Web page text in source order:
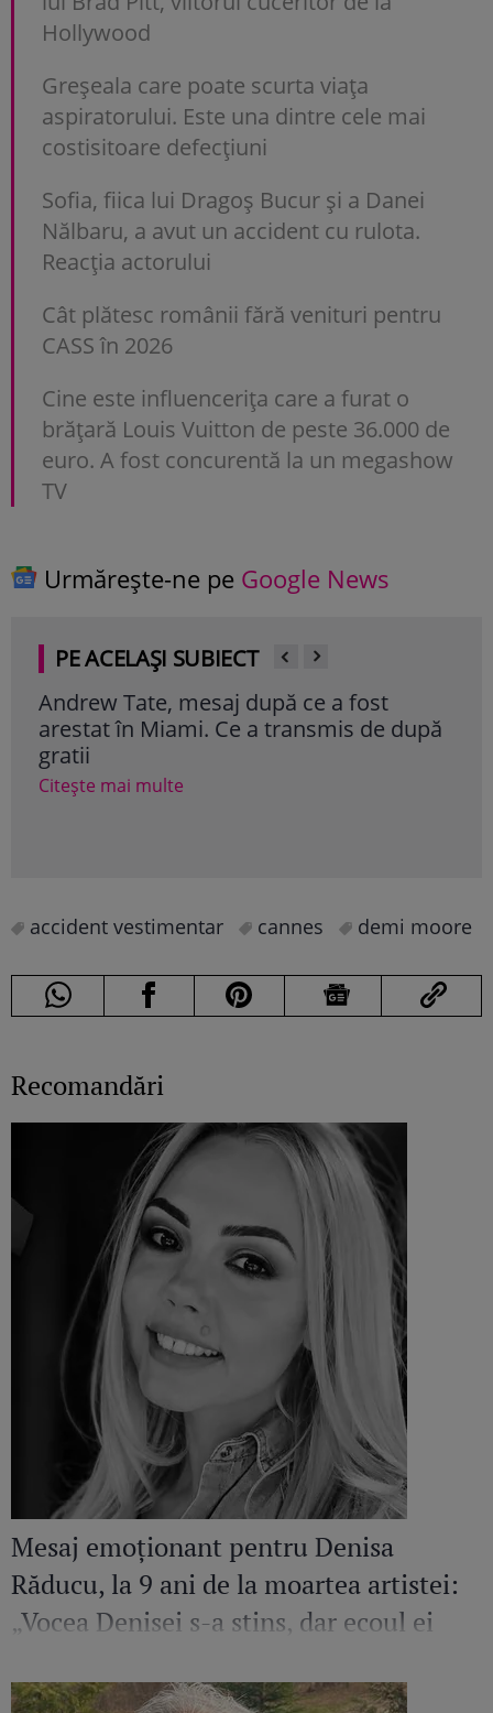
Hollywood
Greșeala care poate scurta viața
aspiratorului. Este una dintre cele mai
costisitoare defecțiuni
Sofia, fiica lui Dragoș Bucur și a Danei
Nălbaru, a avut un accident cu rulota.
Reacția actorului
Cât plătesc românii fără venituri pentru
CASS în 2026
Cine este influencerița care a furat o
brățară Louis Vuitton de peste 36.000 de
euro. A fost concurentă la un megashow
TV
Urmărește-ne pe Google News
PE ACELAȘI SUBIECT
Andrew Tate, mesaj după ce a fost
arestat în Miami. Ce a transmis de după
gratii
Citește mai multe
accident vestimentar cannes demi moore
Recomandări
Mesaj emoționant pentru Denisa
Răducu, la 9 ani de la moartea artistei:
„Vocea Denisei s-a stins, dar ecoul ei